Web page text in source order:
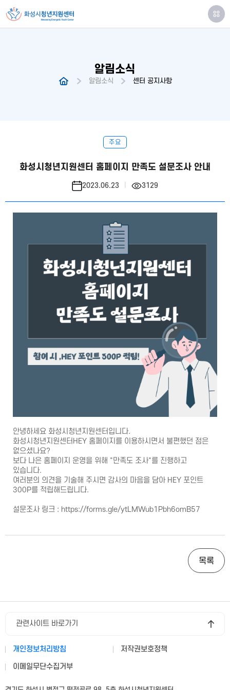
알림소식
알림소식 센터 공지사항
주요
화성시청년지원센터 홈페이지 만족도 설문조사 안내
2023.06.23 3129
안녕하세요 화성시청년지원센터입니다.
화성시청년지원센터HEY 홈페이지를 이용하시면서 불편했던 점은
없으셨나요?
보다 나은 홈페이지 운영을 위해 "만족도 조사"를 진행하고
있습니다.
여러분의 의견을 기술해 주시면 감사의 마음을 담아 HEY 포인트
300P를 적립해드립니다.
설문조사 링크 : https://forms.gle/ytLMWub1Pbh6omB57
목록
개인정보처리방침
저작권보호정책
이메일무단수집거부
관련사이트 바로가기